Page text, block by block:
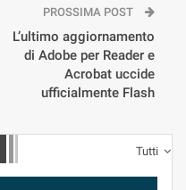
PROSSIMA POST
L’ultimo aggiornamento
di Adobe per Reader e
Acrobat uccide
ufficialmente Flash
Tutti